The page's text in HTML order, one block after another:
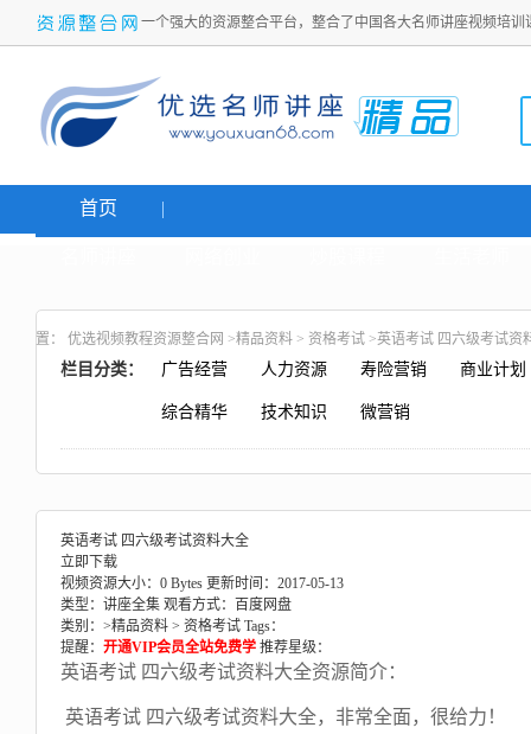
一个强大的资源整合平台，整合了中国各大名师讲座视频培
首页
置： 优选视频教程资源整合网 >精品资料 > 资格考试 >英语考试 四六级考试资
栏目分类： 广告经营 人力资源 寿险营销 商业计划
综合精华 技术知识 微营销
英语考试 四六级考试资料大全
立即下载
视频资源大小：0 Bytes 更新时间：2017-05-13
类型：讲座全集 观看方式：百度网盘
类别：>精品资料 > 资格考试 Tags：
提醒： 开通VIP会员全站免费学 推荐星级：
英语考试 四六级考试资料大全资源简介：
英语考试 四六级考试资料大全，非常全面，很给力！